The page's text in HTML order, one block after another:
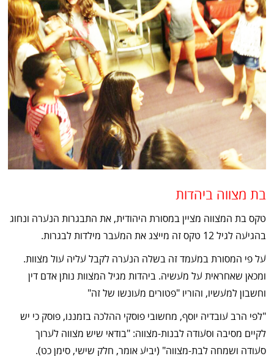
בת מצווה ביהדות
טקס בת המצווה מציין במסורת היהודית, את התבגרות הנערה ונחוג
בהגיעה לגיל 12 טקס זה מייצג את המעבר מילדות לבגרות.
על פי המסורת במעמד זה בשלה הנערה לקבל עליה עול מצוות.
ומכאן שאחראית על מעשיה. ביהדות מגיל המצוות נותן אדם דין
וחשבון למעשיו, והוריו "פטורים מעונשו של זה"
"לפי הרב עובדיה יוסף, מחשובי פוסקי ההלכה בזמננו, פוסק כי יש
לקיים מסיבה וסעודה לבנות-מצווה: "בודאי שיש מצווה לערוך
סעודה ושמחה לבת-מצווה" (יביע אומר, חלק שישי, סימן כט).